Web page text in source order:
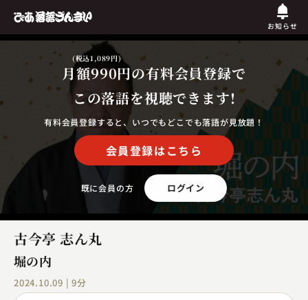
お知らせ
月額990円
(税込1,089円)
の有料会員登録で
この落語を視聴できます!
有料会員登録すると、いつでもどこでも落語が見放題！
会員登録はこちら
既に会員の方 ログイン
古今亭 志ん丸
堀の内
2024.10.09 | 9分